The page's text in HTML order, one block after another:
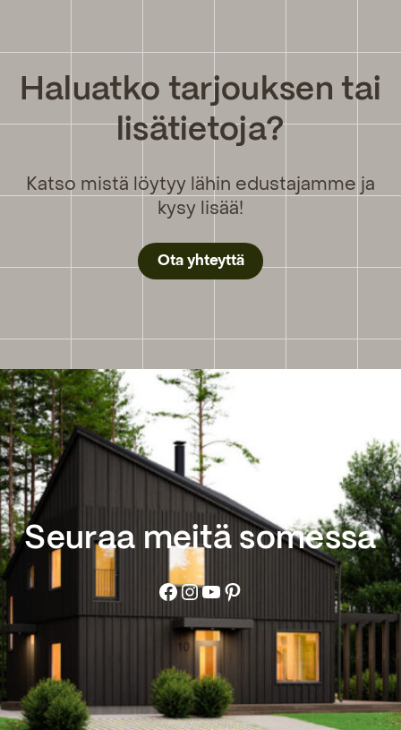
Haluatko tarjouksen tai
lisätietoja?
Katso mistä löytyy lähin edustajamme ja
kysy lisää!
Ota yhteyttä
Seuraa meitä somessa
Facebook
Instagram
YouTube
Pinterest